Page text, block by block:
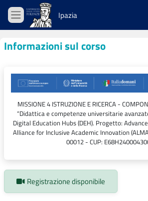
Vai al contenuto principale
Pannello laterale
Ipazia
Informazioni sul corso
MISSIONE 4 ISTRUZIONE E RICERCA -
“Didattica e competenze universitarie
Digital Education Hubs (DEH). Progetto:
Alliance for Inclusive Academic Innovation
00012 - CUP:
Stato iscrizioni:
Registrazione disponibile